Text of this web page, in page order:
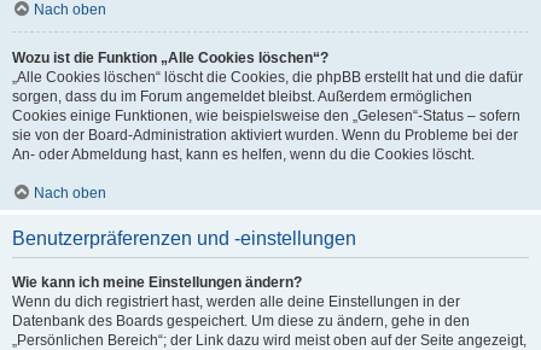
Nach oben
Wozu ist die Funktion „Alle Cookies löschen“?
„Alle Cookies löschen“ löscht die Cookies, die phpBB erstellt hat und die dafür
sorgen, dass du im Forum angemeldet bleibst. Außerdem ermöglichen
Cookies einige Funktionen, wie beispielsweise den „Gelesen“-Status – sofern
sie von der Board-Administration aktiviert wurden. Wenn du Probleme bei der
An- oder Abmeldung hast, kann es helfen, wenn du die Cookies löscht.
Nach oben
Benutzerpräferenzen und -einstellungen
Wie kann ich meine Einstellungen ändern?
Wenn du dich registriert hast, werden alle deine Einstellungen in der
Datenbank des Boards gespeichert. Um diese zu ändern, gehe in den
„Persönlichen Bereich“; der Link dazu wird meist oben auf der Seite angezeigt,